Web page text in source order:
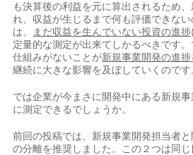
も決算後の利益を元に算出されるため
れ、収益が生じるまで何も評価できな
は、
まだ収益を生んでいない投資の進捗
定量的な測定が出来てしかるべきです
仕組みがないことが新規事業開発の進
継続に大きな影響を及ぼしていくのです
では企業が今まさに開発中にある新規
に測定できるでしょうか。
前回の投稿では、新規事業開発担当者
の分離を推奨しました。この２つは同